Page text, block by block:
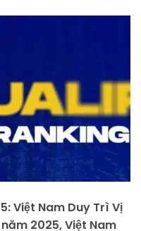
Việt Nam Duy Trì Vị
2025, Việt Nam